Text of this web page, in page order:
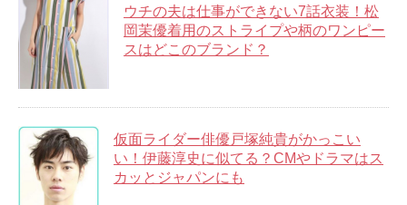
ウチの夫は仕事ができない7話衣装！松
岡茉優着用のストライプや柄のワンピー
スはどこのブランド？
仮面ライダー俳優戸塚純貴がかっこい
い！伊藤淳史に似てる？CMやドラマはス
カッとジャパンにも